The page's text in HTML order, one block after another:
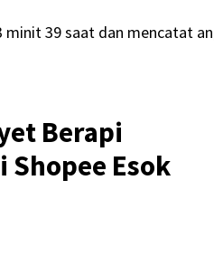
minit 39 saat dan mencatat
Berapi
Shopee Esok